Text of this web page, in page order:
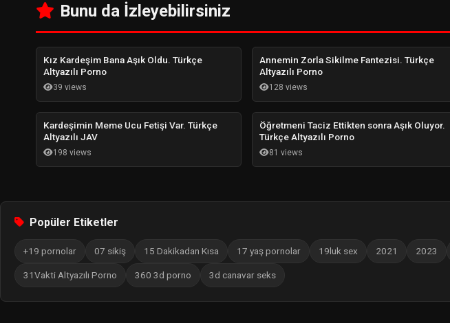
Bunu da İzleyebilirsiniz
Kız Kardeşim Bana Aşık Oldu. Türkçe
Altyazılı Porno
39 views
Annemin Zorla Sikilme Fantezisi. Türkçe
Altyazılı Porno
128 views
Kardeşimin Meme Ucu Fetişi Var. Türkçe
Altyazılı JAV
198 views
Öğretmeni Taciz Ettikten sonra Aşık Oluyor.
Türkçe Altyazılı Porno
81 views
Popüler Etiketler
+19 pornolar 07 sikiş 15 Dakikadan Kısa 17 yaş pornolar 19luk sex 2021 2023
31Vakti Altyazılı Porno 360 3d porno 3d canavar seks